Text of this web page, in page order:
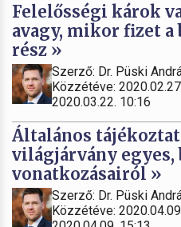
Felelősségi károk
avagy, mikor fizet a
rész »
Szerző: Dr. Püski
Közzétéve:
2020.03.22. 10:16
Általános
világjárvány
vonatkozásairól »
Szerző: Dr. Püski
Közzétéve: